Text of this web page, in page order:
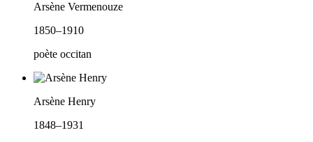
Arsène Vermenouze
1850–1910
poète occitan
Arsène Henry
1848–1931